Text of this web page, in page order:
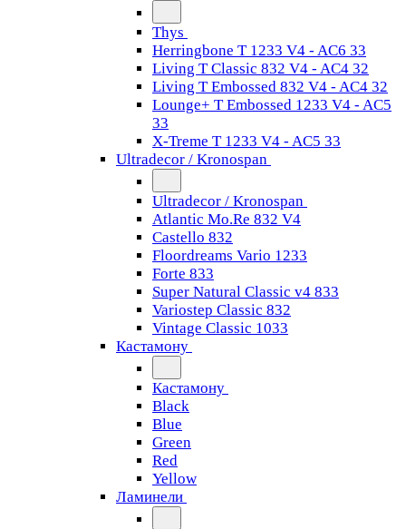
Thys
Herringbone T 1233 V4 - AC6 33
Living T Classic 832 V4 - AC4 32
Living T Embossed 832 V4 - AC4 32
Lounge+ T Embossed 1233 V4 - AC5
33
X-Treme T 1233 V4 - AC5 33
Ultradecor / Kronospan
Ultradecor / Kronospan
Atlantic Mo.Re 832 V4
Castello 832
Floordreams Vario 1233
Forte 833
Super Natural Classic v4 833
Variostep Classic 832
Vintage Classic 1033
Кастамону
Кастамону
Black
Blue
Green
Red
Yellow
Ламинели